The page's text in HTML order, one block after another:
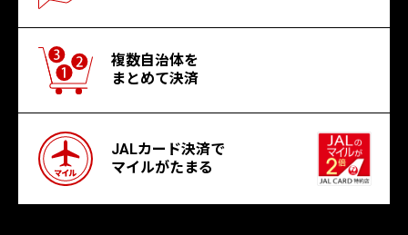
複数自治体を
まとめて決済
JALカード決済で
マイルがたまる